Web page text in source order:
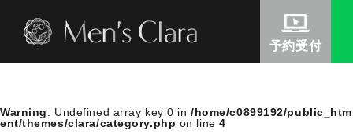
Warning : Undefined variable $this_author_nicename in/home/
-clara.com/wp-content/themes/clara/include/head-include/
予約受付
Warning: Undefined array key 0 in/home/c0899192/
ent/themes/clara/category.php on line4